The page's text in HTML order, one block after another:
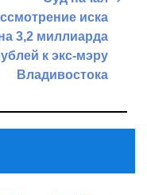
иска
3,2 миллиарда
к экс-мэру
Владивостока